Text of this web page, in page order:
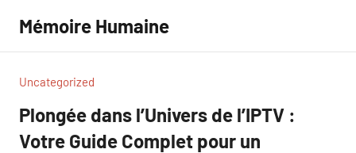
contenu
Mémoire Humaine
Uncategorized
Plongée dans l’Univers de l’IPTV :
Votre Guide Complet pour un